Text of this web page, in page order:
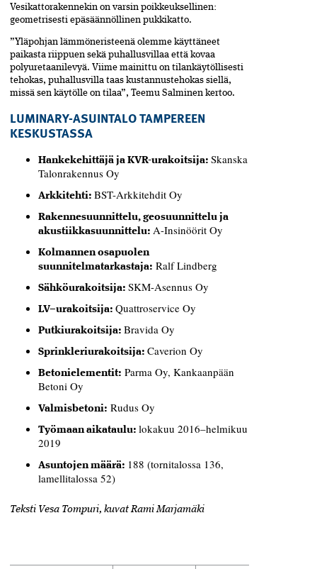
Vesikattorakennekin on varsin poikkeuksellinen:
geometrisesti epäsäännöllinen pukkikatto.
”Yläpohjan lämmöneristeenä olemme käyttäneet
paikasta riippuen sekä puhallusvillaa että kovaa
polyuretaanilevyä. Viime mainittu on tilankäytöllisesti
tehokas, puhallusvilla taas kustannustehokas siellä,
missä sen käytölle on tilaa”, Teemu Salminen kertoo.
LUMINARY-ASUINTALO TAMPEREEN
KESKUSTASSA
Hankekehittäjä ja KVR-urakoitsija: Skanska
Talonrakennus Oy
Arkkitehti: BST-Arkkitehdit Oy
Rakennesuunnittelu, geosuunnittelu ja
akustiikkasuunnittelu: A-Insinöörit Oy
Kolmannen osapuolen
suunnitelmatarkastaja: Ralf Lindberg
Sähköurakoitsija: SKM-Asennus Oy
LV–urakoitsija: Quattroservice Oy
Putkiurakoitsija: Bravida Oy
Sprinkleriurakoitsija: Caverion Oy
Betonielementit: Parma Oy, Kankaanpään
Betoni Oy
Valmisbetoni: Rudus Oy
Työmaan aikataulu: lokakuu 2016–helmikuu
2019
Asuntojen määrä: 188 (tornitalossa 136,
lamellitalossa 52)
Teksti Vesa Tompuri, kuvat Rami Marjamäki